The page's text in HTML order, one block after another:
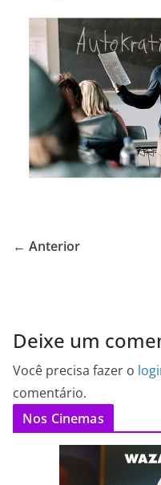
← Anterior
Deixe um
Você precisa fazer o
comentário.
Nos Cinemas